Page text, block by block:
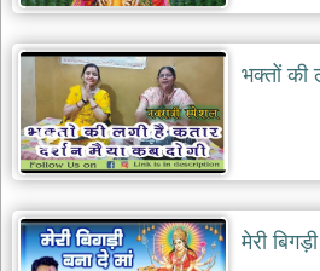
भक्तों की
मेरी